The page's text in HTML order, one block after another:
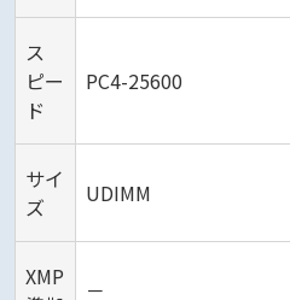
ス
ピー
ド
PC4-25600
サイ
ズ
UDIMM
XMP
－